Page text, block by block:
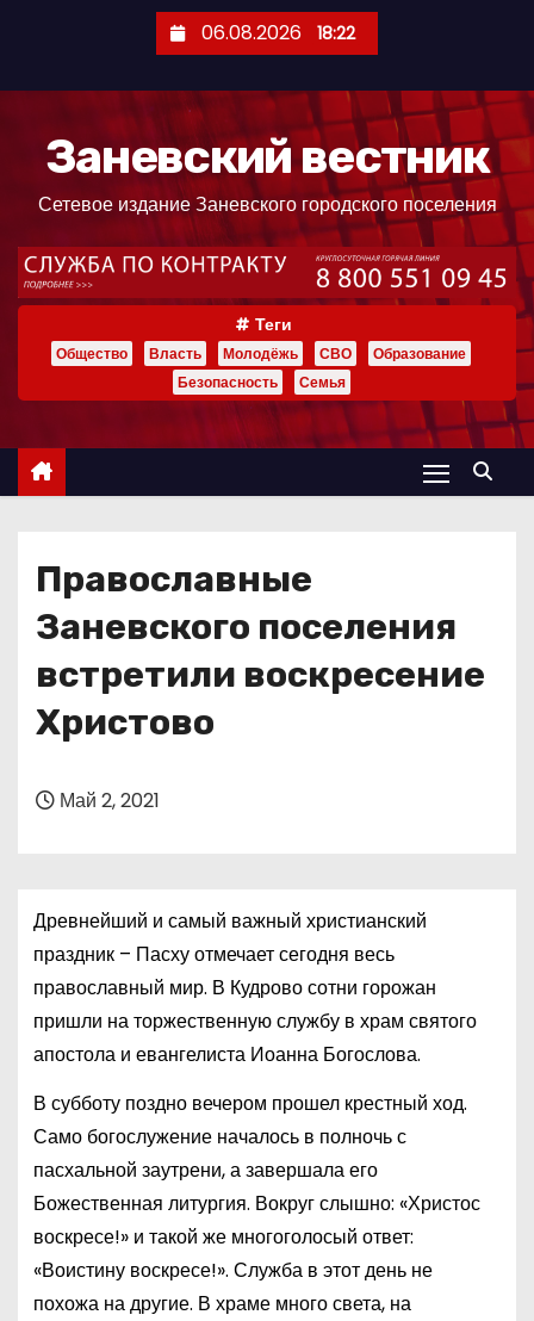
ж
06.08.2026 18:22
Заневский вестник
Сетевое издание Заневского городского поселения
Теги
Общество Власть Молодёжь СВО
Образование
Безопасность
Семья
Православные
Заневского поселения
встретили воскресение
Христово
Май 2, 2021
Древнейший и самый важный христианский
праздник – Пасху отмечает сегодня весь
православный мир. В Кудрово сотни горожан
пришли на торжественную службу в храм святого
апостола и евангелиста Иоанна Богослова.
В субботу поздно вечером прошел крестный ход.
Само богослужение началось в полночь с
пасхальной заутрени, а завершала его
Божественная литургия. Вокруг слышно: «Христос
воскресе!» и такой же многоголосый ответ:
«Воистину воскресе!». Служба в этот день не
похожа на другие. В храме много света, на